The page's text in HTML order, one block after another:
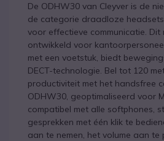
De ODHW30 van Cleyver is de
de categorie draadloze
voor effectieve communicatie. Dit
ontwikkeld voor
met een voetstuk, biedt
DECT-technologie. Bel tot 120
productiviteit met het handsfree
ODHW30, geoptimaliseerd voor
compatibel met alle softphones,
gesprekken met één klik te
aan te nemen, het volume aan te